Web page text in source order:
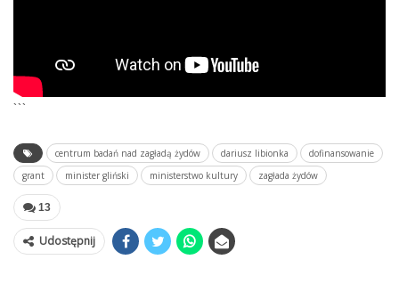
```
centrum badań nad zagładą żydów dariusz libionka
dofinansowanie
grant
minister gliński ministerstwo kultury zagłada żydów
13
Udostępnij